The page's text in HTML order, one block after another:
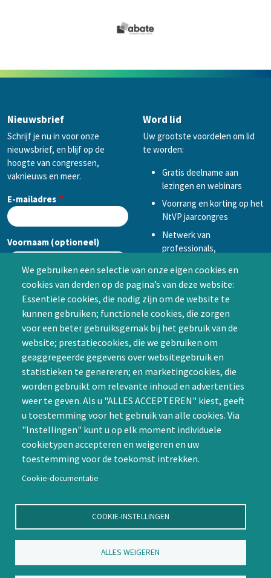
We gebruiken een selectie van onze eigen cookies en
cookies van derden op de pagina’s van deze website:
Essentiële cookies, die nodig zijn om de website te
kunnen gebruiken; functionele cookies, die zorgen
voor een beter gebruiksgemak bij het gebruik van de
website; prestatiecookies, die we gebruiken om
geaggregeerde gegevens over websitegebruik en
statistieken te genereren; en marketingcookies, die
worden gebruikt om relevante inhoud en advertenties
weer te geven. Als u "ALLES ACCEPTEREN" kiest, geeft
u toestemming voor het gebruik van alle cookies. Via
"Instellingen" kunt u op elk moment individuele
cookietypen accepteren en weigeren en uw
toestemming voor de toekomst intrekken.
Cookie-documentatie
COOKIE-INSTELLINGEN
ALLES WEIGEREN
Nieuwsbrief
Schrijf je nu in voor onze
nieuwsbrief, en blijf op de
hoogte van congressen,
vaknieuws en meer.
E-mailadres
Voornaam (optioneel)
Achternaam (optioneel)
CAPTCHA
Word lid
Uw grootste voordelen om lid
te worden:
Gratis deelname aan
lezingen en webinars
Voorrang en korting op het
NtVP jaarcongres
Netwerk van
professionals,
samenwerken in een van
de Special Interest
Groepen (SIG’s) of zelf een
SIG initiëren
Word lid
Contact
Nienoord 5, 1112 XE Diemen
info@ntvp.nl
SNSBNL2A te Utrecht
Volg ons op LinkedIn